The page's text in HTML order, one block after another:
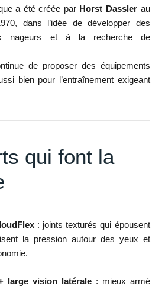
a été créée par Horst Dassler au
dans l’idée de développer des
nageurs et à la recherche de
de proposer des équipements
bien pour l’entraînement exigeant
qui font la
: joints texturés qui épousent
la pression autour des yeux et
large vision latérale: mieux armé